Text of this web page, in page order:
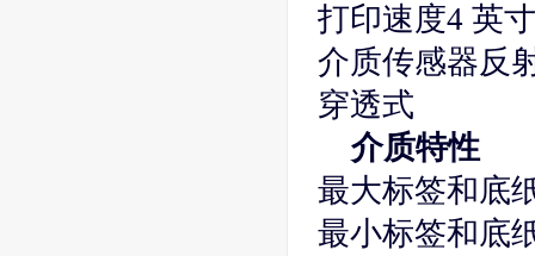
打印速度4 英
介质传感器反
穿透式
介质特性
最大标签和底
最小标签和底